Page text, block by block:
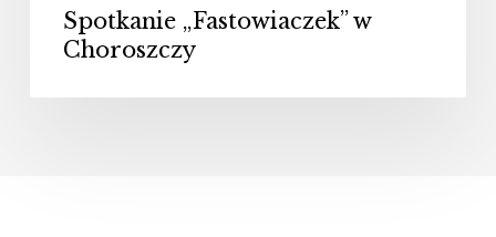
Spotkanie „Fastowiaczek” w
Choroszczy